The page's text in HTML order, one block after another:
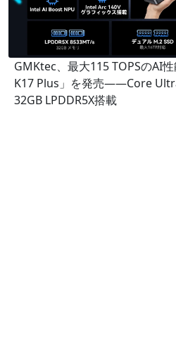
GMKtec、最大115 TOPSのAI
K17 Plus」を発売――Core
32GB LPDDR5X搭載